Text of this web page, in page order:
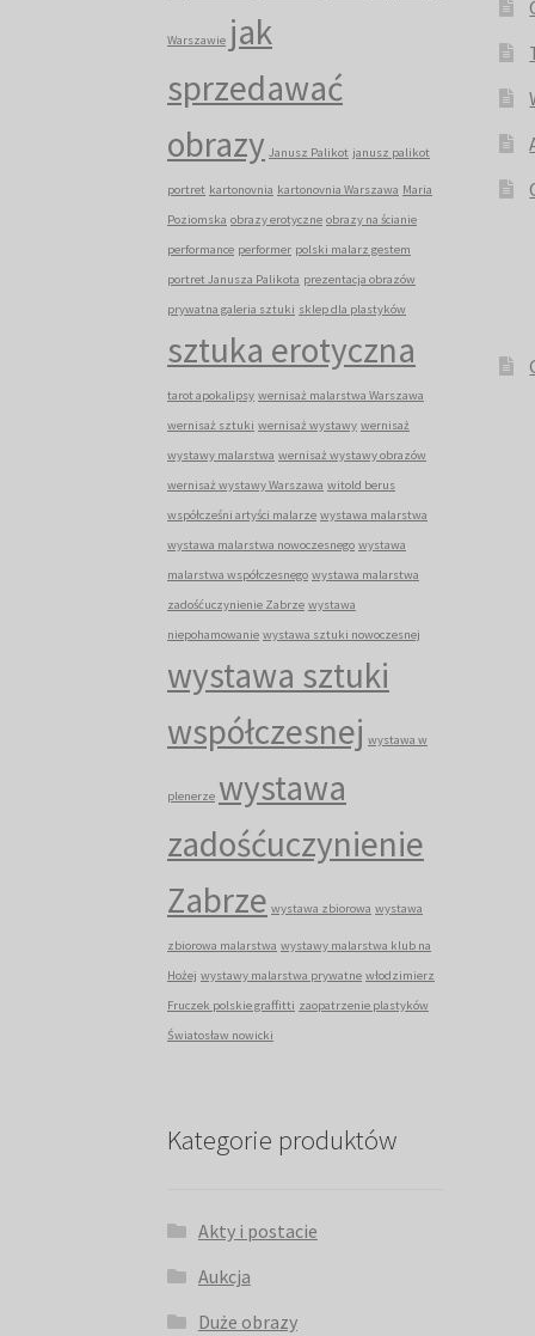
Warszawie jak
sprzedawać
obrazy Janusz Palikot janusz palikot
portret kartonovnia kartonovnia Warszawa Maria
Poziomska obrazy erotyczne obrazy na ścianie
performance performer polski malarz gestem
portret Janusza Palikota prezentacja obrazów
prywatna galeria sztuki sklep dla plastyków
sztuka erotyczna
tarot apokalipsy wernisaż malarstwa Warszawa
wernisaż sztuki wernisaż wystawy wernisaż
wystawy malarstwa wernisaż wystawy obrazów
wernisaż wystawy Warszawa witold berus
współcześni artyści malarze wystawa malarstwa
wystawa malarstwa nowoczesnego wystawa
malarstwa współczesnego wystawa malarstwa
zadośćuczynienie Zabrze wystawa
niepohamowanie wystawa sztuki nowoczesnej
wystawa sztuki
współczesnej wystawa w
plenerze wystawa
zadośćuczynienie
Zabrze wystawa zbiorowa wystawa
zbiorowa malarstwa wystawy malarstwa klub na
Hożej wystawy malarstwa prywatne włodzimierz
Fruczek polskie graffitti zaopatrzenie plastyków
Światosław nowicki
Kategorie produktów
Akty i postacie
Aukcja
Duże obrazy